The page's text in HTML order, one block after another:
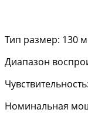
Тип размер: 130
Диапазон
Номинальная